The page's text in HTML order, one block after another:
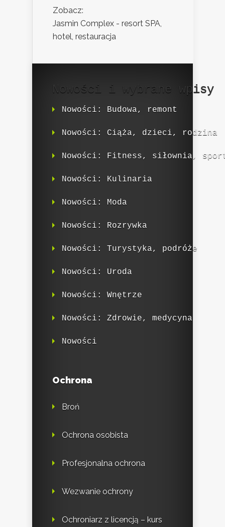
Zobacz:
Jasmin Complex - resort SPA,
hotel, restauracja
Nowości i wybrane wpisy
Nowości: Budowa, remont
Nowości: Ciąża, dzieci, rodzina
Nowości: Fitness, siłownia,
Nowości: Kulinaria
Nowości: Moda
Nowości: Rozrywka
Nowości: Turystyka, podróże
Nowości: Uroda
Nowości: Wnętrze
Nowości: Zdrowie, medycyna
Nowości
Ochrona
Broń
Ochrona osobista
Profesjonalna ochrona
Wezwanie ochrony
Ochroniarz z licencją – kurs